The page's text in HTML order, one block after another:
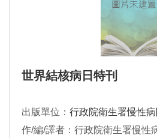
世界結核病日特刊
出版單位： 行政院衛生署慢性
作/編/譯者：行政院衛生署慢性